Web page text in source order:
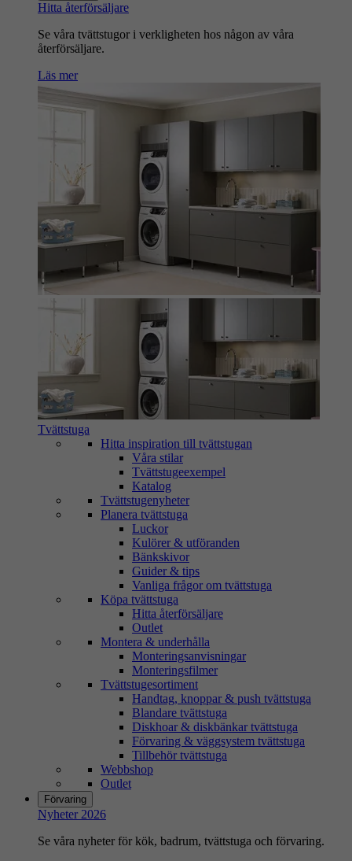
Hitta återförsäljare
Se våra tvättstugor i verkligheten hos någon av våra
återförsäljare.
Läs mer
Tvättstuga
Hitta inspiration till tvättstugan
Våra stilar
Tvättstugeexempel
Katalog
Tvättstugenyheter
Planera tvättstuga
Luckor
Kulörer & utföranden
Bänkskivor
Guider & tips
Vanliga frågor om tvättstuga
Köpa tvättstuga
Hitta återförsäljare
Outlet
Montera & underhålla
Monteringsanvisningar
Monteringsfilmer
Tvättstugesortiment
Handtag, knoppar & push tvättstuga
Blandare tvättstuga
Diskhoar & diskbänkar tvättstuga
Förvaring & väggsystem tvättstuga
Tillbehör tvättstuga
Webbshop
Outlet
Förvaring
Nyheter 2026
Se våra nyheter för kök, badrum, tvättstuga och förvaring.